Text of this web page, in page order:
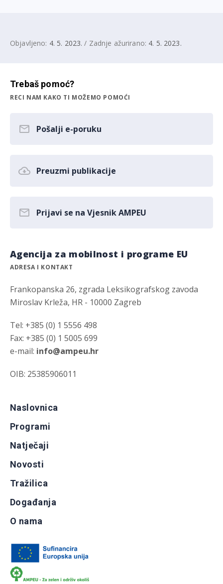
Objavljeno: 4. 5. 2023. / Zadnje ažurirano: 4. 5. 2023.
Trebaš pomoć?
RECI NAM KAKO TI MOŽEMO POMOĆI
Pošalji e-poruku
Preuzmi publikacije
Prijavi se na Vjesnik AMPEU
Agencija za mobilnost i programe EU
ADRESA I KONTAKT
Frankopanska 26, zgrada Leksikografskog zavoda
Miroslav Krleža, HR - 10000 Zagreb
Tel: +385 (0) 1 5556 498
Fax: +385 (0) 1 5005 699
e-mail: info@ampeu.hr
OIB: 25385906011
Naslovnica
Programi
Natječaji
Novosti
Tražilica
Događanja
O nama